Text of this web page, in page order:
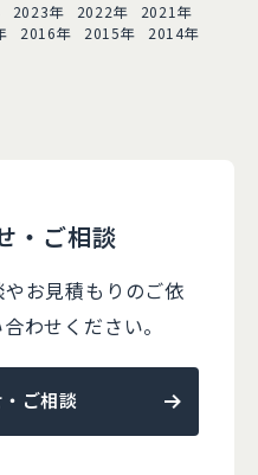
2023年 2022年
2021年
2016年 2015年
2014年
・ご相談
お見積もりのご依
わせください。
ご相談